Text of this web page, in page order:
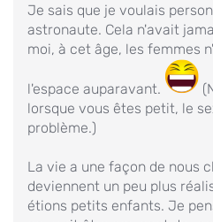
Je sais que je voulais
astronaute. Cela n'avait
moi, à cet âge, les femmes
l'espace auparavant.
lorsque vous êtes petit, le
problème.)
La vie a une façon de nous
deviennent un peu plus
étions petits enfants. Je